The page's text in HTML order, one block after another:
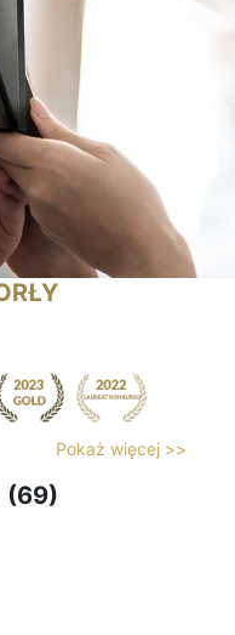
Pokaż więcej >>
(69)